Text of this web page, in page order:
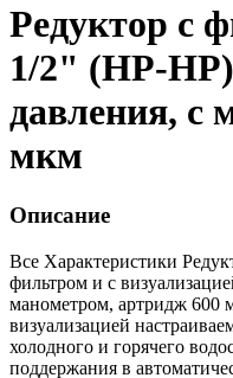
Редуктор с
1/2" (НР-НР)
давления, с
мкм
Описание
Все Характеристики
фильтром и с
манометром, артридж 600
визуализацией
холодного и горячего
поддержания в